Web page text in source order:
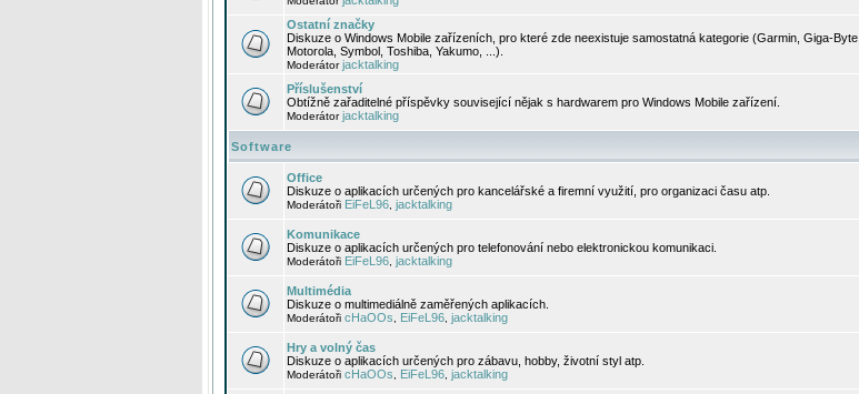
Ostatní značky
Diskuze o Windows Mobile zařízeních, pro které zde neexistuje samostatná kategorie (Garmin, Giga-Byte,
Motorola, Symbol, Toshiba, Yakumo, ...).
Moderátorjacktalking
Příslušenství
Obtížně zařaditelné příspěvky související nějak s hardwarem pro Windows Mobile zařízení.
Moderátorjacktalking
Software
Office
Diskuze o aplikacích určených pro kancelářské a firemní využití, pro organizaci času atp.
Moderátoři EiFeL96 jacktalking
Komunikace
Diskuze o aplikacích určených pro telefonování nebo elektronickou komunikaci.
Moderátoři EiFeL96 jacktalking
Multimédia
Diskuze o multimediálně zaměřených aplikacích.
Moderátoři cHaOOs EiFeL96 jacktalking
Hry a volný čas
Diskuze o aplikacích určených pro zábavu, hobby, životní styl atp.
Moderátoři cHaOOs EiFeL96 jacktalking